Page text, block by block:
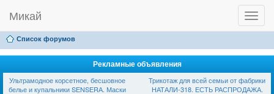
T
o
g
l
n
a
Микай
Ссылки Вход
Список форумов
Рекламные объявления
Ультрамодное корсетное, бесшовное
белье и купальники SЕNSЕRА. Маски
Трикотаж для всей семьи от фабрики
НАТАЛИ-318. ЕСТЬ РАСПРОДАЖА.